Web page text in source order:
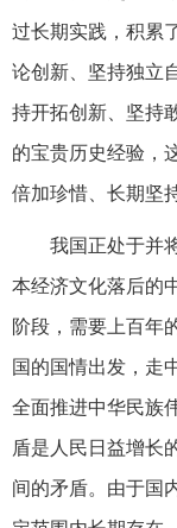
过长期实践，积累
论创新、坚持独立
持开拓创新、坚持
的宝贵历史经验，
倍加珍惜、长期坚
我国正处于并
本经济文化落后的
阶段，需要上百年
国的国情出发，走
全面推进中华民族
盾是人民日益增长
间的矛盾。由于国